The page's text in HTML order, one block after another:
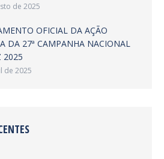
de 2025
OFICIAL DA AÇÃO
DA 27ª CAMPANHA NACIONAL
2025
de 2025